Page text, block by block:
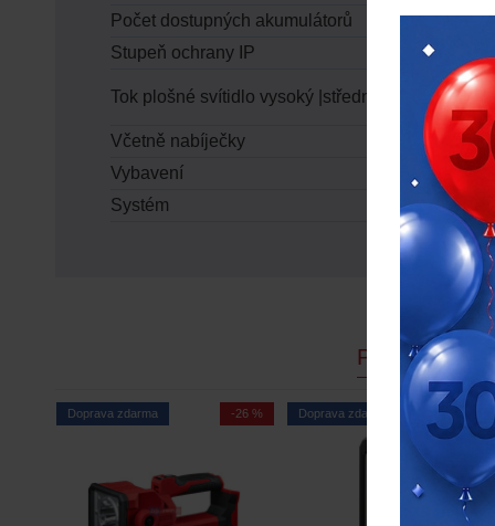
Počet dostupných akumulátorů
Stupeň ochrany IP
Tok plošné svítidlo vysoký |střední |nízký [lumens]
Včetně nabíječky
Vybavení
Systém
PODOBNÉ
Doprava zdarma -26 % Doprava zdarma